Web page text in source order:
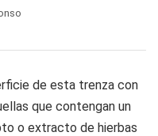
de esta trenza con
que contengan un
o extracto de hierbas